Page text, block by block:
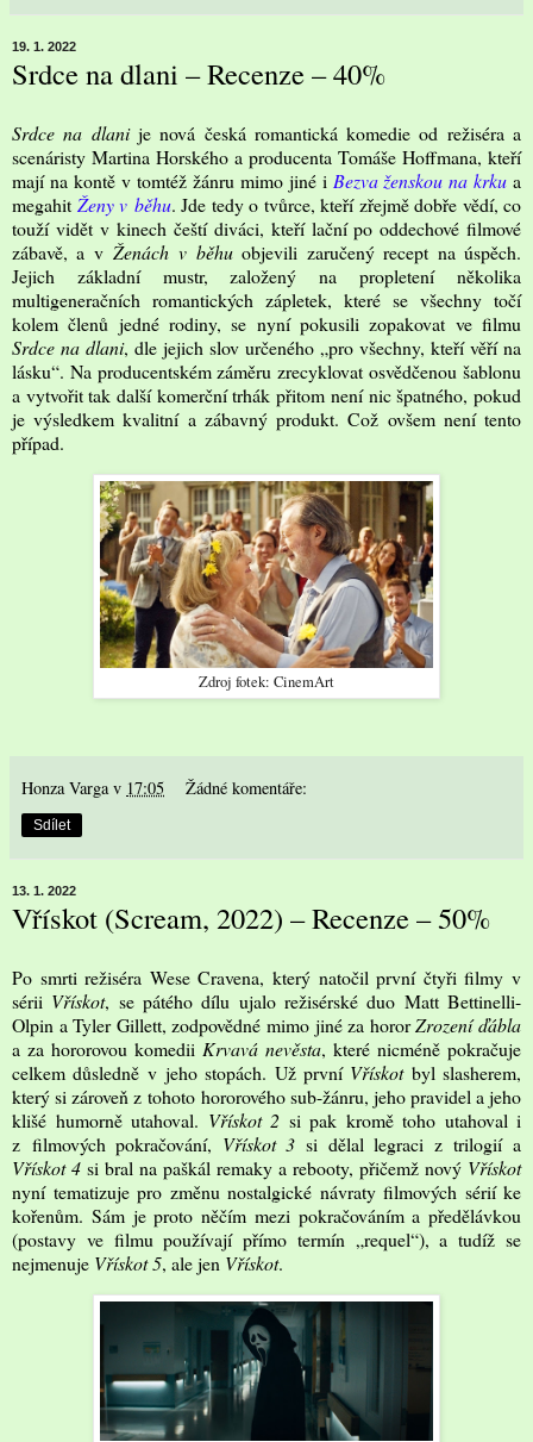
19. 1. 2022
Srdce na dlani – Recenze – 40%
Srdce na dlanije nová česká romantická komedie od režiséra a
scenáristy Martina Horského a producenta Tomáše Hoffmana, kteří
mají na kontě v tomtéž žánru mimo jiné i Bezva ženskou na krku a
megahit Ženy v běhu. Jde tedy o tvůrce, kteří zřejmě dobře vědí, co
touží vidět v kinech čeští diváci, kteří lační po oddechové filmové
zábavě, a vŽenách v běhu objevili zaručený recept na úspěch.
Jejich základní mustr, založený na propletení několika
multigeneračních romantických zápletek, které se všechny točí
kolem členů jedné rodiny, se nyní pokusili zopakovat ve filmu
Srdce na dlani, dle jejich slov určeného „pro všechny, kteří věří na
lásku“. Na producentském záměru zrecyklovat osvědčenou šablonu
a vytvořit tak další komerční trhák přitom není nic špatného, pokud
je výsledkem kvalitní a zábavný produkt. Což ovšem není tento
případ.
Zdroj fotek: CinemArt
Honza Varga v 17:05 Žádné komentáře:
Sdílet
13. 1. 2022
Vřískot (Scream, 2022) – Recenze – 50%
Po smrti režiséra Wese Cravena, který natočil první čtyři filmy v
sérii Vřískot, se pátého dílu ujalo režisérské duo Matt Bettinelli-
Olpin a Tyler Gillett, zodpovědné mimo jiné za hororZrození ďábla
a za hororovou komedii Krvavá nevěsta, které nicméně pokračuje
celkem důsledně v jeho stopách. Už první Vřískotbyl slasherem,
který si zároveň z tohoto hororového sub-žánru, jeho pravidel a jeho
klišé humorně utahoval. Vřískot 2 si pak kromě toho utahoval i
z filmových pokračování, Vřískot 3 si dělal legraci z trilogií a
Vřískot 4 si bral na paškál remaky a rebooty, přičemž nový Vřískot
nyní tematizuje pro změnu nostalgické návraty filmových sérií ke
kořenům. Sám je proto něčím mezi pokračováním a předělávkou
(postavy ve filmu používají přímo termín „requel“), a tudíž se
nejmenuje Vřískot 5, ale jen Vřískot.